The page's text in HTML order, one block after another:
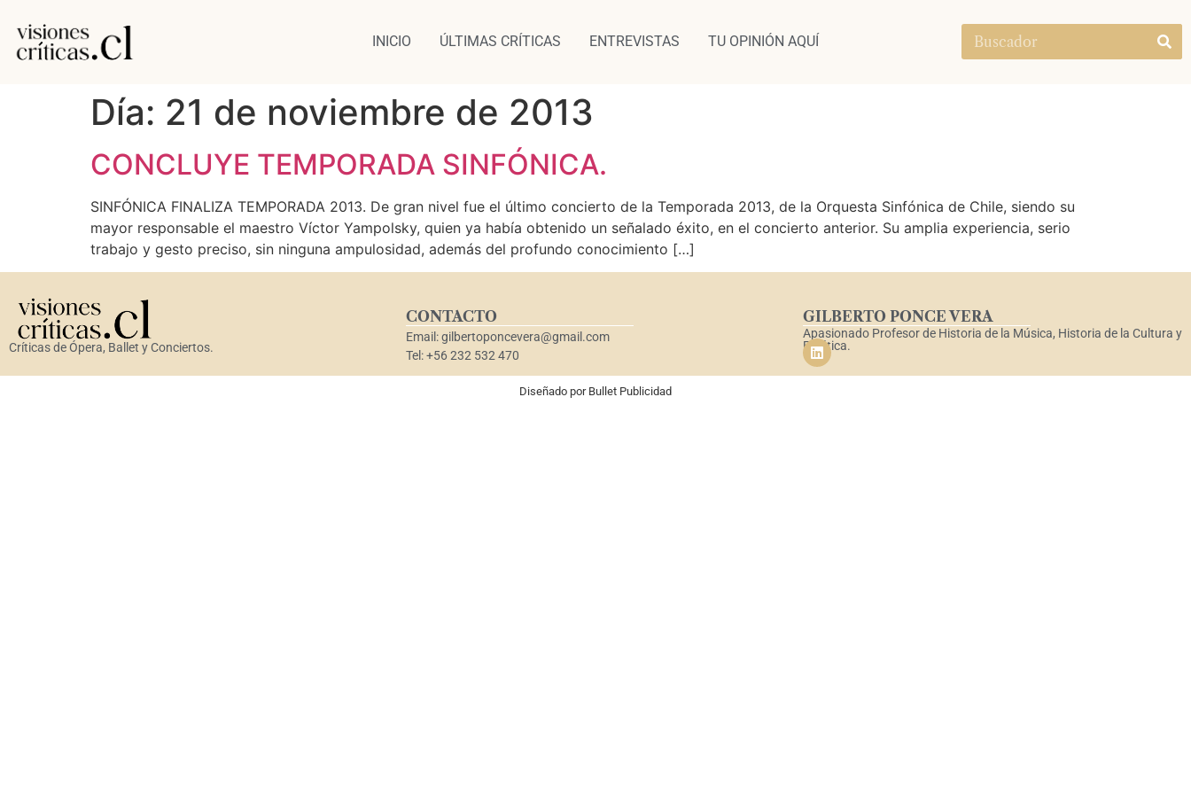
INICIO ÚLTIMAS CRÍTICAS ENTREVISTAS TU OPINIÓN AQUÍ
Día: 21 de noviembre de 2013
CONCLUYE TEMPORADA SINFÓNICA.
SINFÓNICA FINALIZA TEMPORADA 2013. De gran nivel fue el último concierto de la Temporada 2013, de la Orquesta Sinfónica de Chile, siendo su
mayor responsable el maestro Víctor Yampolsky, quien ya había obtenido un señalado éxito, en el concierto anterior. Su amplia experiencia, serio
trabajo y gesto preciso, sin ninguna ampulosidad, además del profundo conocimiento […]
Críticas de Ópera, Ballet y Conciertos.
CONTACTO
Email: gilbertoponcevera@gmail.com
Tel: +56 232 532 470
GILBERTO PONCE VERA
Apasionado Profesor de Historia de la Música, Historia de la Cultura y
Estética.
Diseñado por Bullet Publicidad